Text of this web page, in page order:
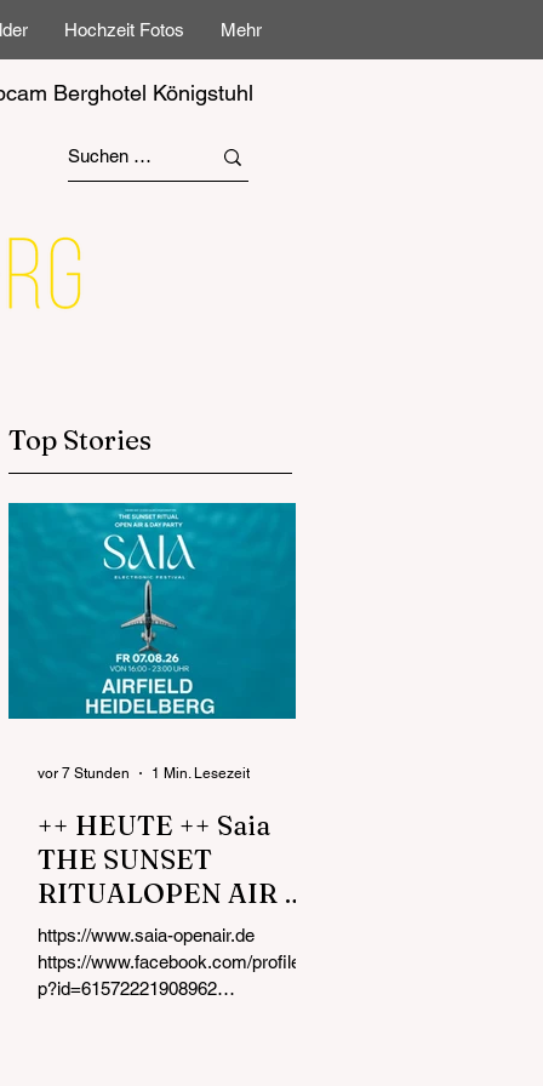
Hochzeit Fotos Mehr
Berghotel Königstuhl
Top Stories
++ HEUTE ++ Saia
THE SUNSET
RITUALOPEN AIR &
DAY PARTY FR
07.08.26 von 16:00 -
23:00 UHR Airfield
https://www.saia-openair.de
https://www.facebook.com/profile.ph
p?id=61572221908962
vor 7 Stunden 1 Min. Lesezeit